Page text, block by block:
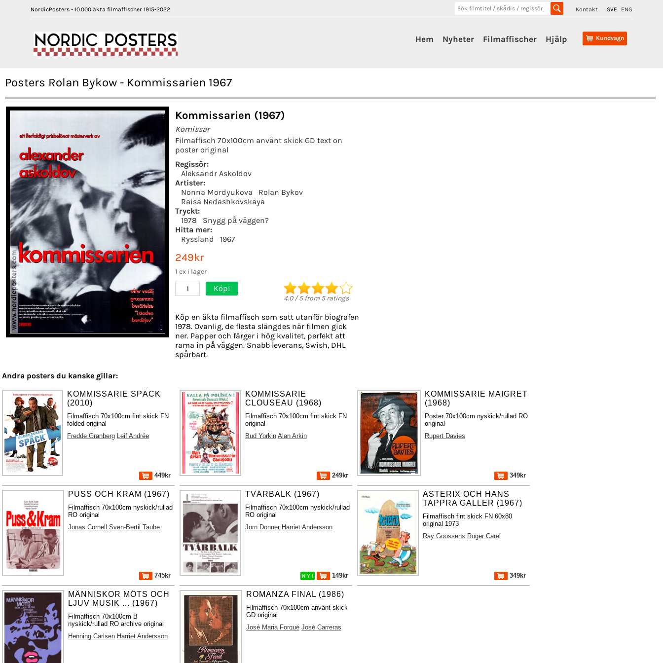
NordicPosters - 10.000 äkta filmaffischer 1915-2022 Kontakt SVE ENG
Kundvagn
Hem Nyheter Filmaffischer Hjälp
Posters Rolan Bykow - Kommissarien 1967
Kommissarien (1967)
Komissar
Filmaffisch 70x100cm använt skick GD text on
poster original
Regissör:
Aleksandr Askoldov
Artister:
Nonna Mordyukova
Rolan Bykov
Raisa Nedashkovskaya
Tryckt:
1978
Snygg på väggen?
Hitta mer:
Ryssland
1967
249kr
1 ex i lager
1 Köp!
4.0/5from 5ratings
Köp en äkta filmaffisch som satt utanför biografen
1978. Ovanlig, de flesta slängdes när filmen gick
ner. Papper och färger i hög kvalitet, perfekt att
rama in på väggen. Snabb leverans, Swish, DHL
spårbart.
Andra posters du kanske gillar:
KOMMISSARIE SPÄCK
(2010)
Filmaffisch 70x100cm fint skick FN
folded original
Fredde Granberg Leif Andrée
449kr
KOMMISSARIE
CLOUSEAU (1968)
Filmaffisch 70x100cm fint skick FN
original
Bud Yorkin Alan Arkin
249kr
KOMMISSARIE MAIGRET
(1968)
Poster 70x100cm nyskick/rullad RO
original
Rupert Davies
349kr
PUSS OCH KRAM (1967)
Filmaffisch 70x100cm nyskick/rullad
RO original
Jonas Cornell Sven-Bertil Taube
745kr
TVÄRBALK (1967)
Filmaffisch 70x100cm nyskick/rullad
RO original
Jörn Donner Harriet Andersson
N Y ! 149kr
ASTERIX OCH HANS
TAPPRA GALLER (1967)
Filmaffisch fint skick FN 60x80
original 1973
Ray Goossens Roger Carel
349kr
MÄNNISKOR MÖTS OCH
LJUV MUSIK ... (1967)
Filmaffisch 70x100cm B
nyskick/rullad RO archive original
Henning Carlsen Harriet Andersson
ROMANZA FINAL (1986)
Filmaffisch 70x100cm använt skick
GD original
José Maria Forqué José Carreras